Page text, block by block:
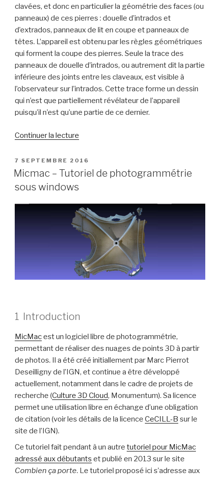
clavées, et donc en particulier la géométrie des faces (ou
panneaux) de ces pierres : douelle d’intrados et
d’extrados, panneaux de lit en coupe et panneaux de
têtes. L’appareil est obtenu par les règles géométriques
qui forment la coupe des pierres. Seule la trace des
panneaux de douelle d’intrados, ou autrement dit la partie
inférieure des joints entre les claveaux, est visible à
l’observateur sur l’intrados. Cette trace forme un dessin
qui n’est que partiellement révélateur de l’appareil
puisqu’il n’est qu’une partie de ce dernier.
Continuer la lecture
géométrie
des
PUBLIÉ
LE
7 SEPTEMBRE 2016
Micmac – Tutoriel de photogrammétrie
sous windows
1 Introduction
MicMacest un logiciel libre de photogrammétrie,
permettant de réaliser des nuages de points 3D à partir
de photos. Il a été créé initiallement par Marc Pierrot
Deseilligny de l’IGN, et continue a être développé
actuellement, notamment dans le cadre de projets de
recherche (Culture 3D Cloud, Monumentum). Sa licence
permet une utilisation libre en échange d’une obligation
de citation (voir les détails de la licence CeCILL-B sur le
site de l’IGN).
Ce tutoriel fait pendant à un autre tutoriel pour MicMac
adressé aux débutants et publié en 2013 sur le site
Combien ça porte. Le tutoriel proposé ici s’adresse aux